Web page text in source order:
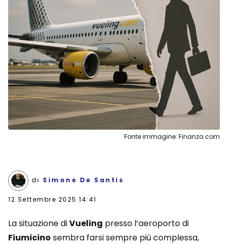
Fonte immagine: Finanza.com
di Simone De Santis
12 Settembre 2025 14:41
La situazione diVueling presso l’aeroporto di
Fiumicino sembra farsi sempre più complessa,